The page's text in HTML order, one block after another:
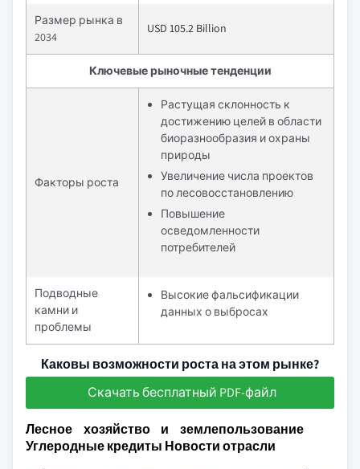
Размер рынка в
2034
USD 105.2 Billion
Ключевые рыночные тенденции
Факторы роста
Растущая склонность к
достижению целей в области
биоразнообразия и охраны
природы
Увеличение числа проектов
по лесовосстановлению
Повышение
осведомленности
потребителей
Подводные
камни и
проблемы
Высокие фальсификации
данных о выбросах
Каковы возможности роста на этом рынке?
Скачать бесплатный PDF-файл
Лесное хозяйство и землепользование
Углеродные кредиты Новости отрасли